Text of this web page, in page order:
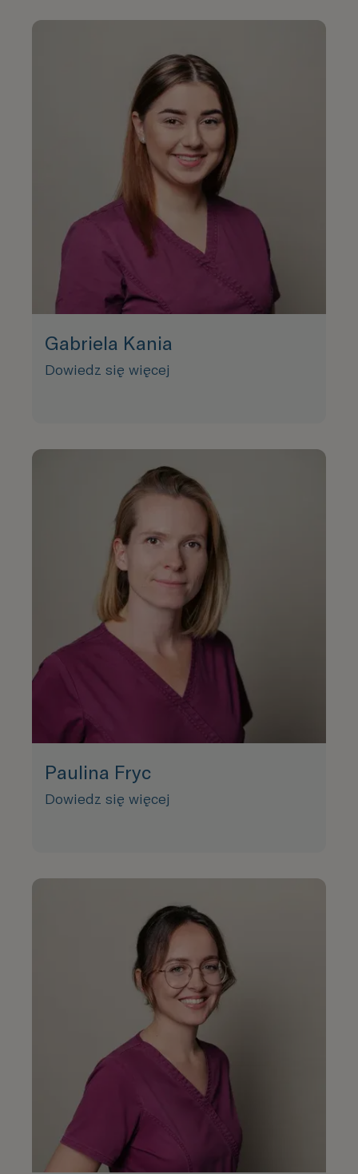
Gabriela Kania
Dowiedz się więcej
Paulina Fryc
Dowiedz się więcej